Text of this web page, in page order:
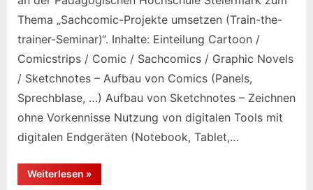
Thema „Sachcomic-Projekte umsetzen (Train-the-
trainer-Seminar)“. Inhalte: Einteilung Cartoon /
Comicstrips / Comic / Sachcomics / Graphic Novels
/ Sketchnotes – Aufbau von Comics (Panels,
Sprechblase, …) Aufbau von Sketchnotes – Zeichnen
ohne Vorkennisse Nutzung von digitalen Tools mit
digitalen Endgeräten (Notebook, Tablet,…
Weiterlesen “Sachcomic-
Projekte
»